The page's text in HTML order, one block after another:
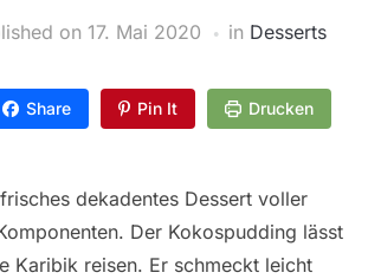
on 17. Mai 2020 in Desserts
Share Pin It Drucken
dekadentes Dessert voller
Der Kokospudding lässt
Karibik reisen. Er schmeckt leicht